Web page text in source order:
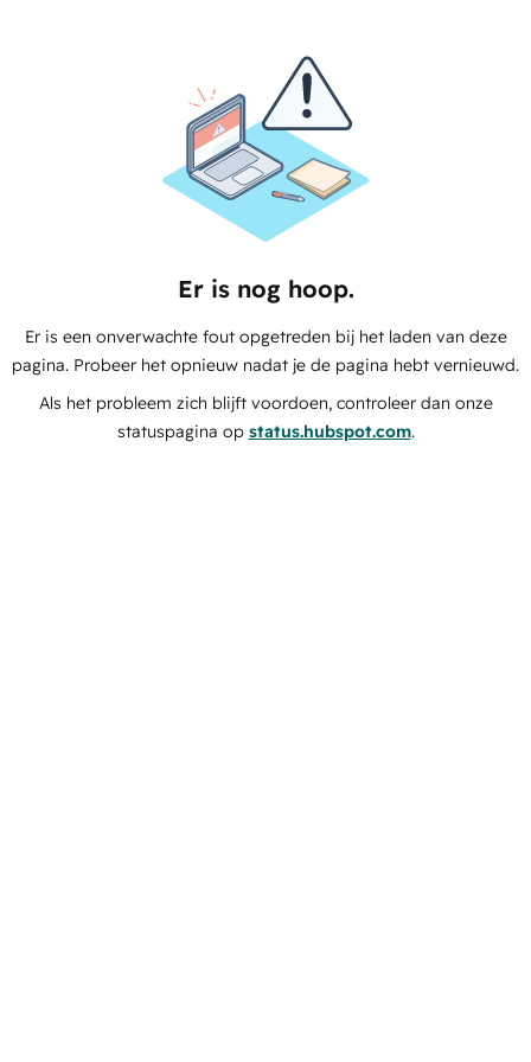
Er is nog hoop.
Er is een onverwachte fout opgetreden bij het laden van deze
pagina. Probeer het opnieuw nadat je de pagina hebt vernieuwd.
Als het probleem zich blijft voordoen, controleer dan onze
statuspagina op status.hubspot.com.